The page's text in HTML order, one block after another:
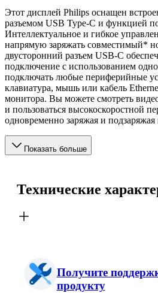
Этот дисплей Philips оснащен
разъемом USB Type-C и функцией
Интеллектуальное и гибкое
напрямую заряжать совместимый*
двусторонний разъем USB-C
подключение с использованием
подключать любые периферийные
клавиатура, мышь или кабель
монитора. Вы можете смотреть
и пользоваться высокоскоростной
одновременно заряжая и подзаряжая
Показать больше
Технические
Получите
продукту